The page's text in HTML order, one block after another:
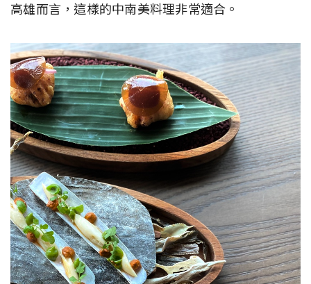
高雄而言，這樣的中南美料理非常適合。